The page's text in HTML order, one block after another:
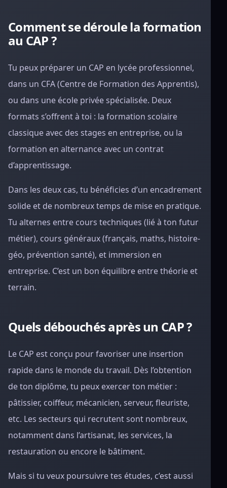
Comment se déroule la formation
au CAP ?
Tu peux préparer un CAP en lycée professionnel,
dans un CFA (Centre de Formation des Apprentis),
ou dans une école privée spécialisée. Deux
formats s’offrent à toi : la formation scolaire
classique avec des stages en entreprise, ou la
formation en alternance avec un contrat
d’apprentissage.
Dans les deux cas, tu bénéficies d’un encadrement
solide et de nombreux temps de mise en pratique.
Tu alternes entre cours techniques (lié à ton futur
métier), cours généraux (français, maths, histoire-
géo, prévention santé), et immersion en
entreprise. C’est un bon équilibre entre théorie et
terrain.
Quels débouchés après un CAP ?
Le CAP est conçu pour favoriser une insertion
rapide dans le monde du travail. Dès l’obtention
de ton diplôme, tu peux exercer ton métier :
pâtissier, coiffeur, mécanicien, serveur, fleuriste,
etc. Les secteurs qui recrutent sont nombreux,
notamment dans l’artisanat, les services, la
restauration ou encore le bâtiment.
Mais si tu veux poursuivre tes études, c’est aussi